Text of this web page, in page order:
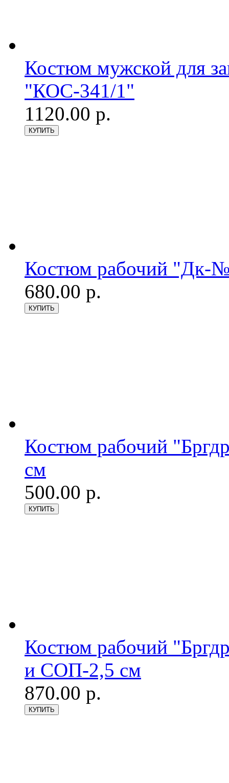
Костюм мужской для
"КОС-341/1"
1120.00 р.
Костюм рабочий "Дк-
680.00 р.
Костюм рабочий
см
500.00 р.
Костюм рабочий
и СОП-2,5 см
870.00 р.